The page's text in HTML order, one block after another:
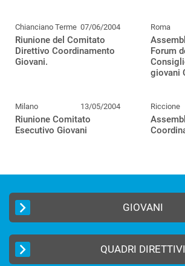
Chianciano Terme 07/06/2004
Riunione del Comitato
Direttivo Coordinamento
Giovani.
Roma
Forum
giovani
Milano 13/05/2004
Riunione Comitato
Esecutivo Giovani
Riccione
GIOVANI
QUADRI DIRETTIVI